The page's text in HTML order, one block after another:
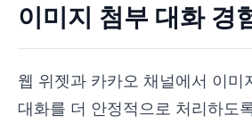
이미지 첨부 대화 경
웹 위젯과 카카오 채널에서 이미
대화를 더 안정적으로 처리하도